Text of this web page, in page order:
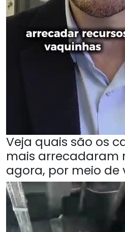
Veja quais são os
mais arrecadaram
agora, por meio de